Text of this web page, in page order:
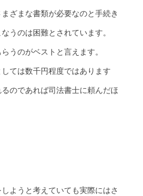
ざまな書類が必要なのと手続き
うのは困難とされています。
うのがベストと言えます。
ては数千円程度ではあります
のであれば司法書士に頼んだほ
ようと考えていても実際にはさ